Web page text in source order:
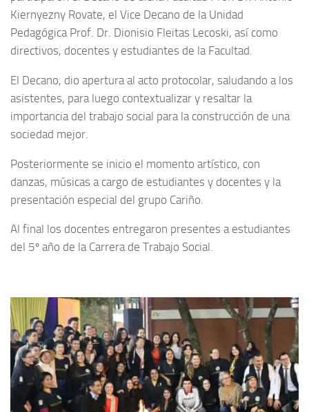
Kiernyezny Rovate, el Vice Decano de la Unidad
Pedagógica Prof. Dr. Dionisio Fleitas Lecoski, así como
directivos, docentes y estudiantes de la Facultad.
El Decano, dio apertura al acto protocolar, saludando a los
asistentes, para luego contextualizar y resaltar la
importancia del trabajo social para la construcción de una
sociedad mejor.
Posteriormente se inicio el momento artístico, con
danzas, músicas a cargo de estudiantes y docentes y la
presentación especial del grupo Cariño.
Al final los docentes entregaron presentes a estudiantes
del 5º año de la Carrera de Trabajo Social.